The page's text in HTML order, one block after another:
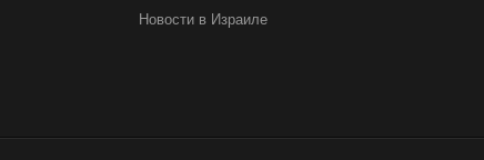
Новости в Израиле